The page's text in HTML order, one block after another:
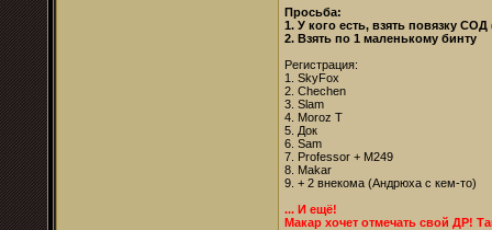
Просьба:
1. У кого есть, взять повязку
2. Взять по 1 маленькому бинту
Регистрация:
1. SkyFox
2. Chechen
3. Slam
4. Moroz T
5. Док
6. Sam
7. Professor + M249
8. Makar
9. + 2 внекома (Андрюха с кем-то)
... И ещё!
Макар хочет отмечать свой ДР!